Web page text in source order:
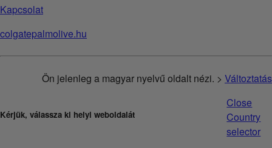
Kapcsolat
colgatepalmolive.hu
Ön jelenleg a magyar nyelvű oldalt nézi. > Változtatás
Kérjük, válassza ki helyi weboldalát
Close
Country
selector